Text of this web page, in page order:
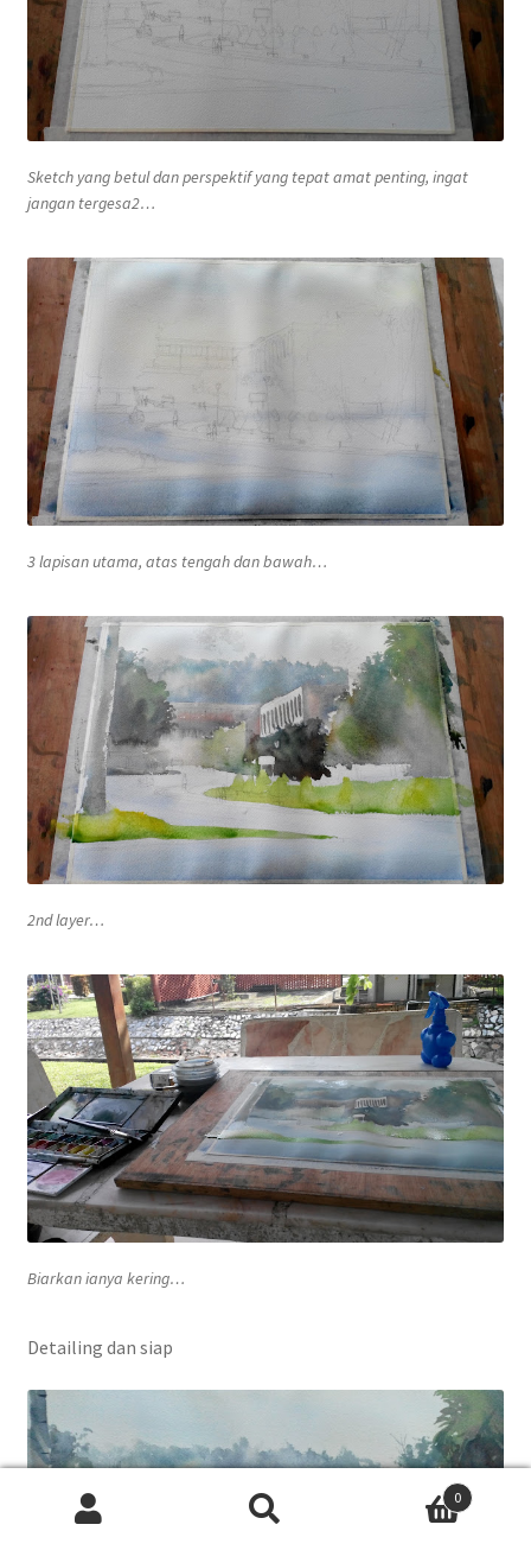
Sketch yang betul dan perspektif yang tepat amat penting, ingat
jangan tergesa2…
3 lapisan utama, atas tengah dan bawah…
2nd layer…
Biarkan ianya kering…
Detailing dan siap
0